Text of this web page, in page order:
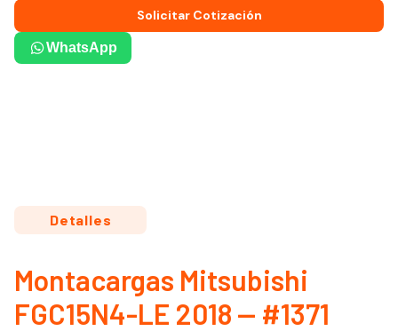
Solicitar Cotización
WhatsApp
Detalles
Montacargas Mitsubishi
FGC15N4-LE 2018 — #1371